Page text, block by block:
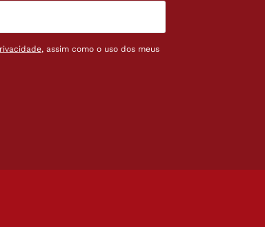
, assim como o uso dos meus